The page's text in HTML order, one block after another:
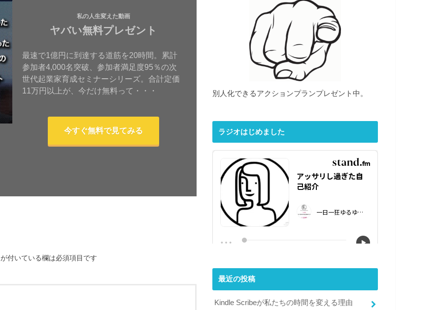
私の人生変えた動画
ヤバい無料プレゼント
最速で1億円に到達する道筋を20時間。累計
参加者4,000名突破、参加者満足度95％の次
世代起業家育成セミナーシリーズ。合計定価
11万円以上が、今だけ無料って・・・
今すぐ無料で見てみる
が付いている欄は必須項目です
別人化できるアクションプランプレゼント中。
ラジオはじめました
最近の投稿
Kindle Scribeが私たちの時間を変える理由